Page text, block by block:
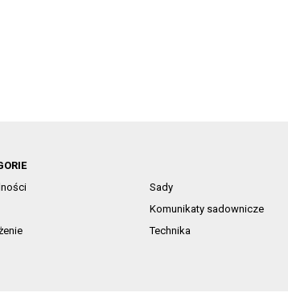
Sady
Komunikaty sadownicze
Technika